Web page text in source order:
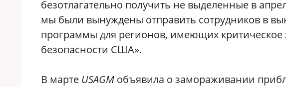
безотлагательно получить не выделенные в
мы были вынуждены отправить сотрудников в
программы для регионов, имеющих
безопасности США».
В марте USAGM объявила о замораживании